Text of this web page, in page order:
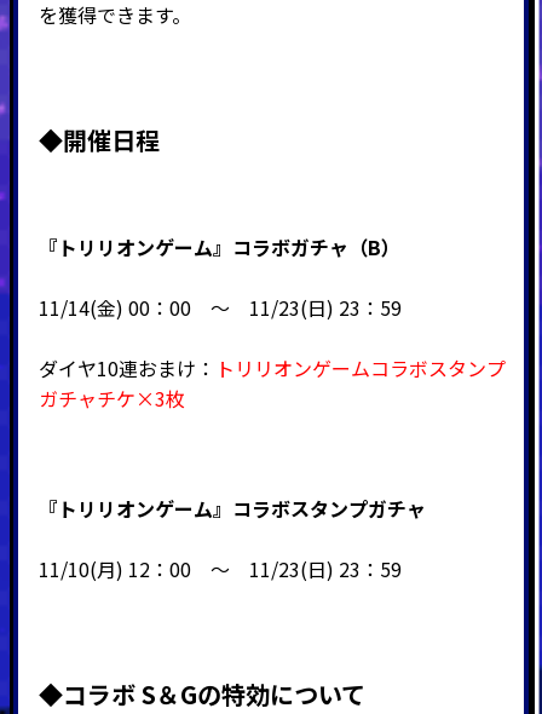
を獲得できます。
◆開催日程
『トリリオンゲーム』コラボガチャ（B）
11/14(金) 00：00 ～ 11/23(日) 23：59
ダイヤ10連おまけ： トリリオンゲームコラボスタンプ
ガチャチケ×3枚
『トリリオンゲーム』コラボスタンプガチャ
11/10(月) 12：00 ～ 11/23(日) 23：59
◆コラボ S＆Gの特効について